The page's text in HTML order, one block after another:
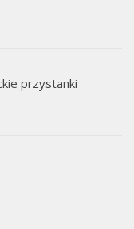
przystanki